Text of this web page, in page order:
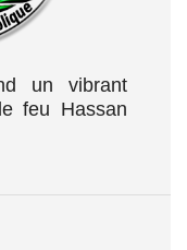
un vibrant
feu Hassan